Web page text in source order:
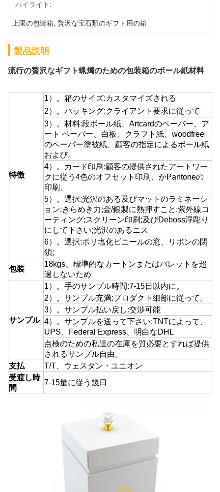
ハイライト:
上限の包装箱 贅沢な宝石類のギフト用の箱
製品説明
流行の贅沢なギフト蝋燭のための包装箱のボール紙材料
特徴
1）。箱のサイズ:カスタマイズされる
2）。パッキング:クライアント要求に従って
3）。材料:段ボール紙、Artcardのペーパー、ア
ート ペーパー、白板、クラフト紙、woodfree
のペーパー塗被紙、顧客の指定によるボール紙
および。
4）。カード印刷:顧客の提供されたアートワー
クに従う4色のオフセット印刷、かPantoneの
印刷、
5）。選択:光沢のある及びマットのラミネーシ
ョン;きらめき力;金/銀製に熱押すこと;紫外線コ
ーティング;スクリーン印刷;及びDeboss浮彫り
にして下さい;光沢のあるニス
6）。選択:ポリ塩化ビニールの窓、リボンの閉
鎖;
包装
18kgs、標準的なカートンまたはパレットを超
過しないため
サンプル
1）。手のサンプル時間:7-15日以内に。
2）。サンプル充満:プロダクト細部に従って。
3）。サンプル払い戻し:交渉可能
4）。サンプルを送って下さい:TNTによって、
UPS、Federal Express、明白なDHL
点検のための私達の在庫を質必要とすれば提供
されるサンプル自由。
支払
T/T、ウェスタン・ユニオン
受渡し時
間
7-15量に従う幾日